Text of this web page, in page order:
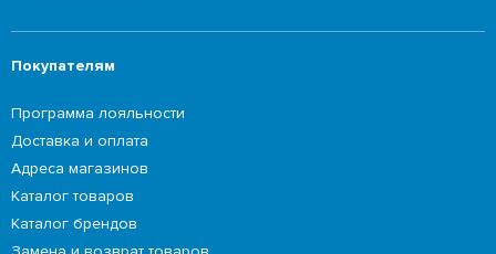
Покупателям
Программа лояльности
Доставка и оплата
Адреса магазинов
Каталог товаров
Каталог брендов